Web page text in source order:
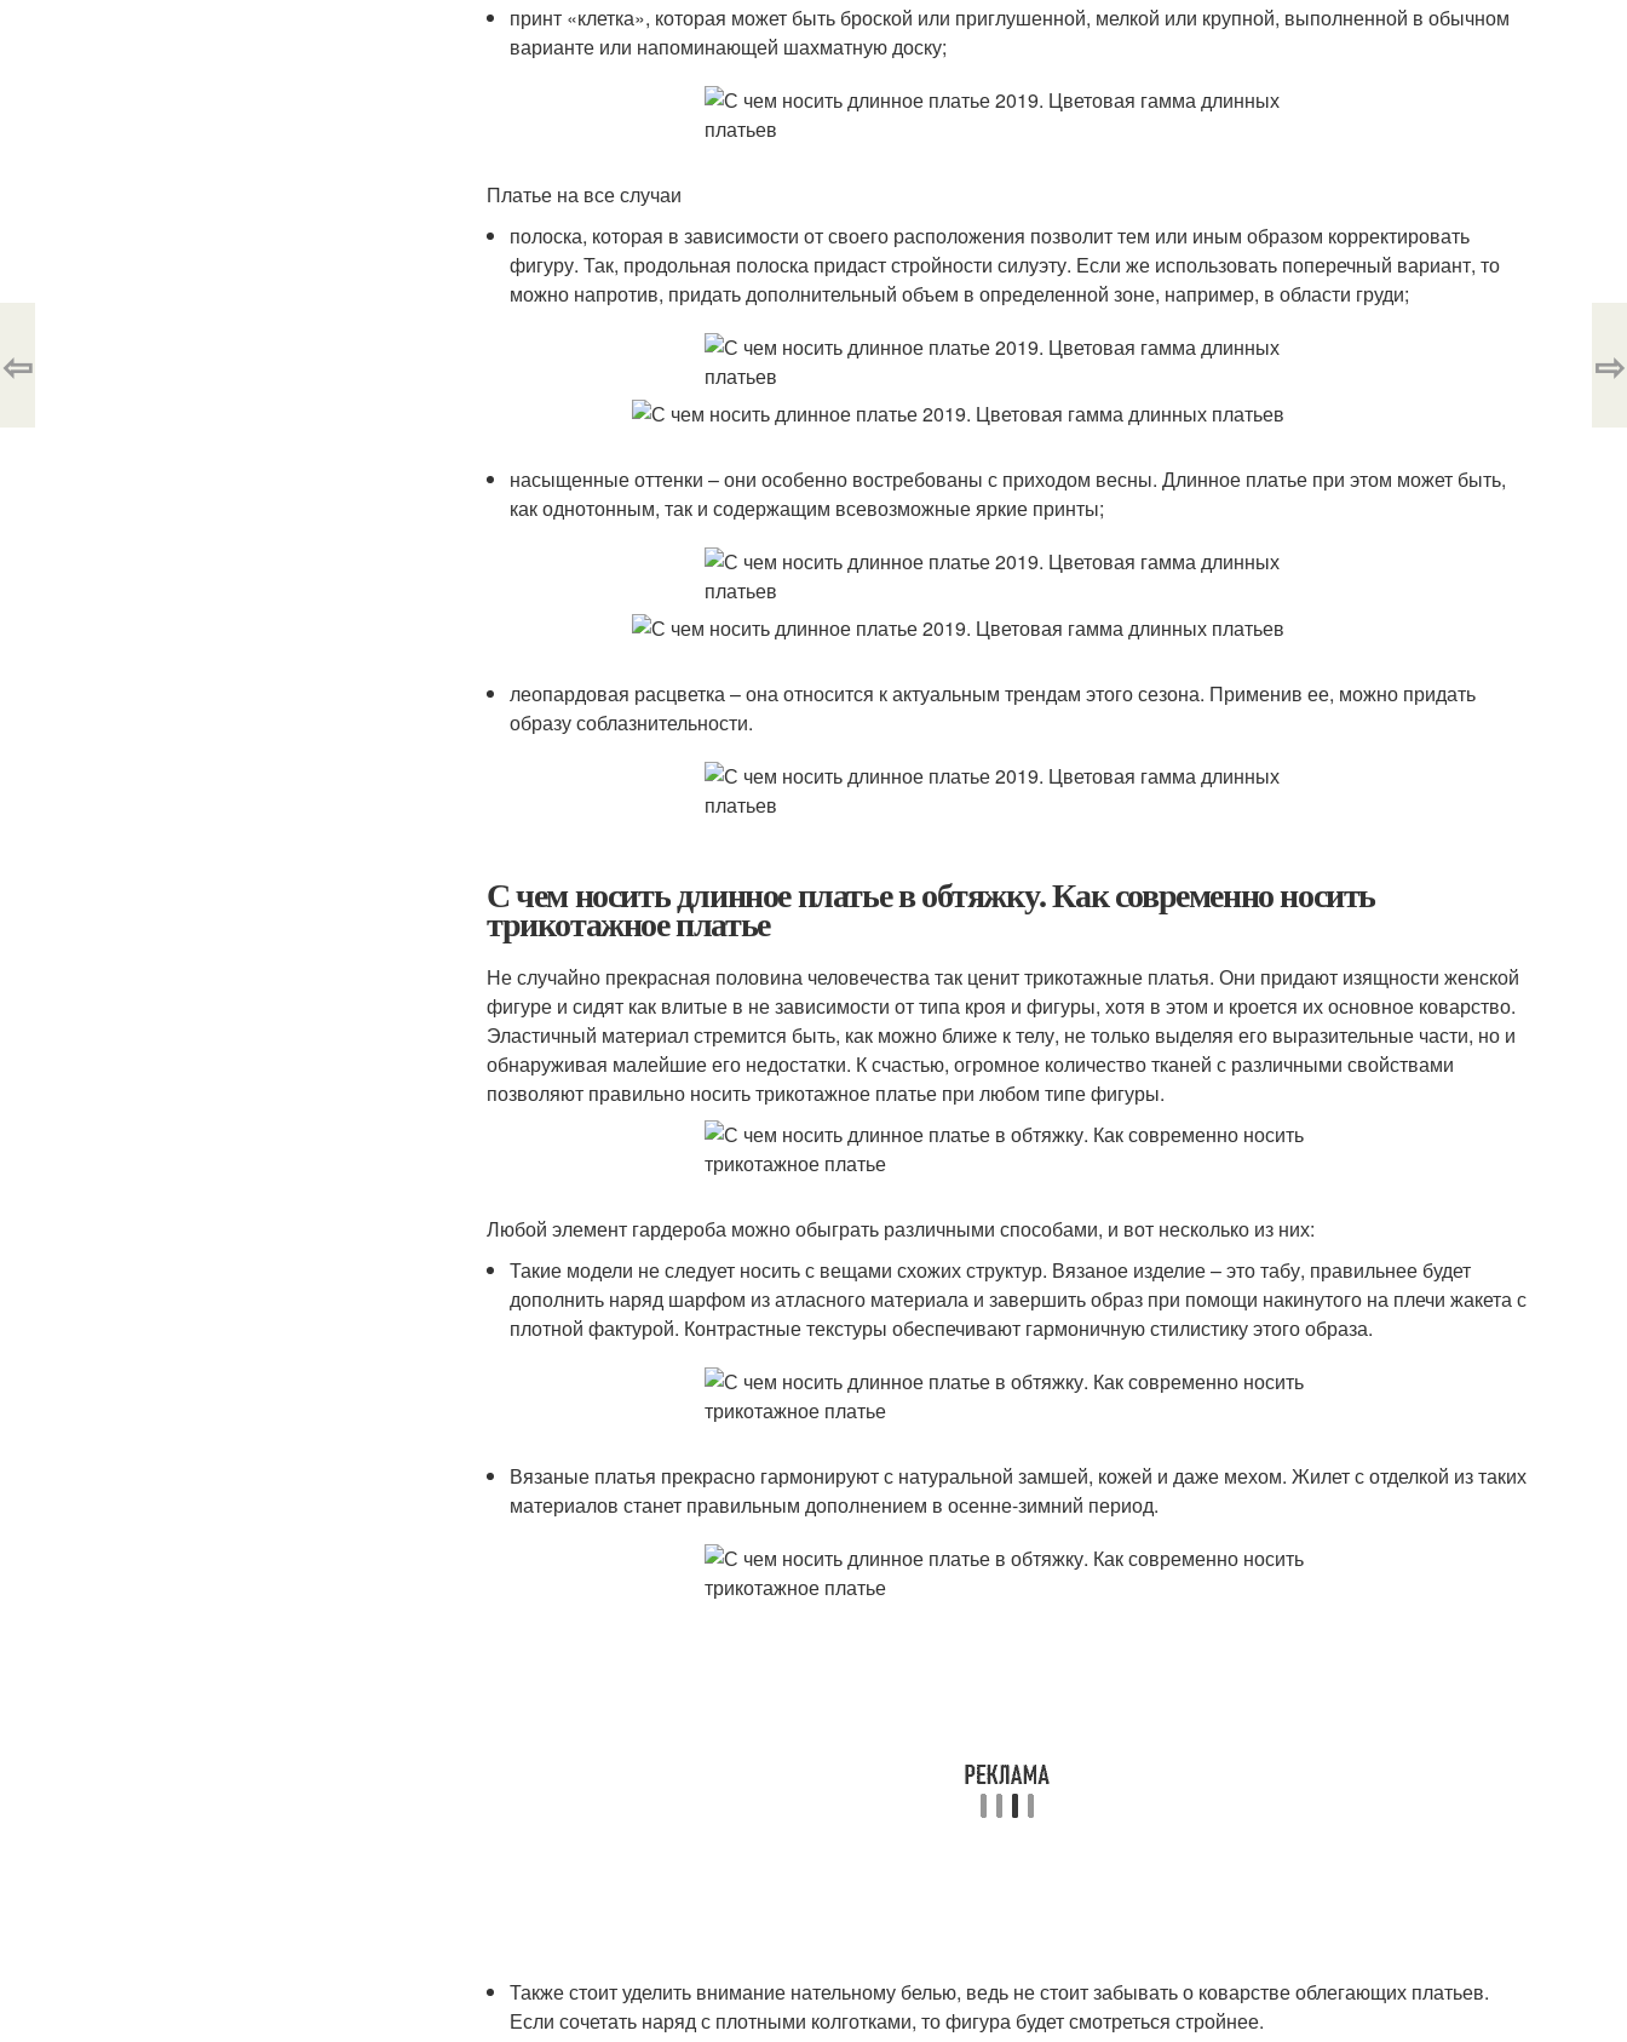
принт «клетка», которая может быть броской или приглушенной, мелкой или крупной, выполненной в обычном
варианте или напоминающей шахматную доску;
Платье на все случаи
полоска, которая в зависимости от своего расположения позволит тем или иным образом корректировать
фигуру. Так, продольная полоска придаст стройности силуэту. Если же использовать поперечный вариант, то
можно напротив, придать дополнительный объем в определенной зоне, например, в области груди;
насыщенные оттенки – они особенно востребованы с приходом весны. Длинное платье при этом может быть,
как однотонным, так и содержащим всевозможные яркие принты;
леопардовая расцветка – она относится к актуальным трендам этого сезона. Применив ее, можно придать
образу соблазнительности.
С чем носить длинное платье в обтяжку. Как современно носить
трикотажное платье
Не случайно прекрасная половина человечества так ценит трикотажные платья. Они придают изящности женской
фигуре и сидят как влитые в не зависимости от типа кроя и фигуры, хотя в этом и кроется их основное коварство.
Эластичный материал стремится быть, как можно ближе к телу, не только выделяя его выразительные части, но и
обнаруживая малейшие его недостатки. К счастью, огромное количество тканей с различными свойствами
позволяют правильно носить трикотажное платье при любом типе фигуры.
Любой элемент гардероба можно обыграть различными способами, и вот несколько из них:
Такие модели не следует носить с вещами схожих структур. Вязаное изделие – это табу, правильнее будет
дополнить наряд шарфом из атласного материала и завершить образ при помощи накинутого на плечи жакета с
плотной фактурой. Контрастные текстуры обеспечивают гармоничную стилистику этого образа.
Вязаные платья прекрасно гармонируют с натуральной замшей, кожей и даже мехом. Жилет с отделкой из таких
материалов станет правильным дополнением в осенне-зимний период.
Также стоит уделить внимание нательному белью, ведь не стоит забывать о коварстве облегающих платьев.
Если сочетать наряд с плотными колготками, то фигура будет смотреться стройнее.
⇦ ⇨